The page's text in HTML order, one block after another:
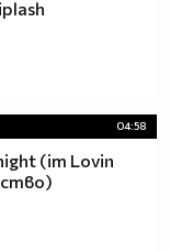
04:58
(im Lovin